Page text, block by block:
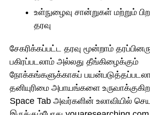
உள்நுழைவு சான்றுகள் மற்றும்
தரவு
சேகரிக்கப்பட்ட தரவு மூன்றாம்
பகிரப்படலாம் அல்லது தீங்கிழைக்கும்
நோக்கங்களுக்காகப்
தனியுரிமை அபாயங்களை
Space Tab அவர்களின் உலாவியில்